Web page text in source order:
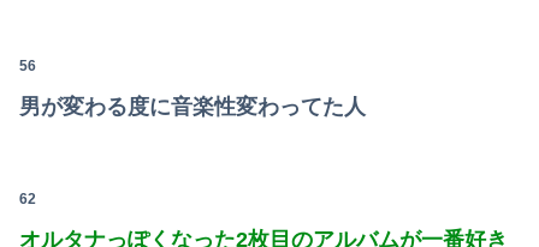
56
男が変わる度に音楽性変わってた人
62
オルタナっぽくなった2枚目のアルバムが一番好き